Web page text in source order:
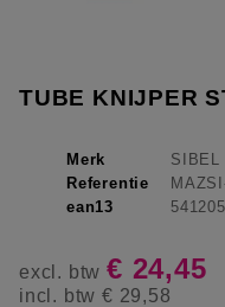
TUBE KNIJPER
Merk
SIBEL
Referentie
ean13
excl. btw € 24,45
incl. btw € 29,58